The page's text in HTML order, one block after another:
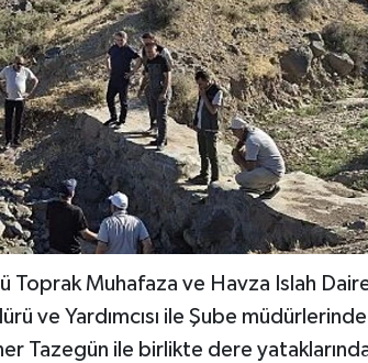
Muhafaza ve Havza Islah
ve Yardımcısı ile Şube
Tazegün ile birlikte dere